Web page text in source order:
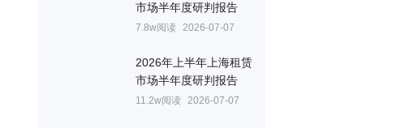
市场半年度研判报告
7.8w阅读 2026-07-07
2026年上半年上海租赁
市场半年度研判报告
11.2w阅读 2026-07-07